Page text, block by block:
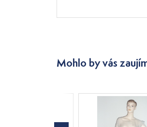
Mohlo by vás